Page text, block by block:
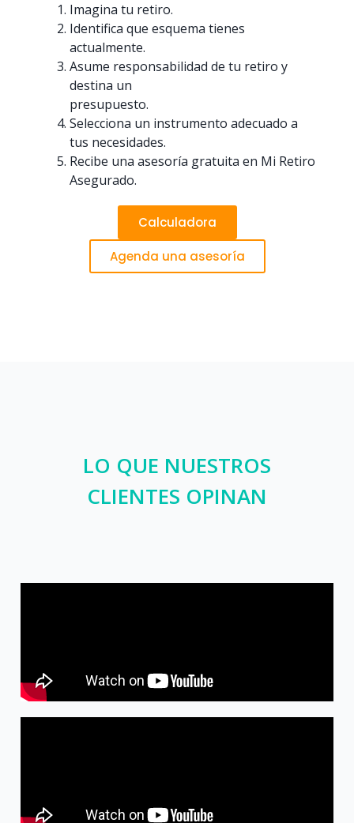
Imagina tu retiro.
Identifica que esquema tienes
actualmente.
Asume responsabilidad de tu retiro y
destina un
presupuesto.
Selecciona un instrumento adecuado a
tus necesidades.
Recibe una asesoría gratuita en Mi Retiro
Asegurado.
Calculadora
Agenda una asesoría
LO QUE NUESTROS
CLIENTES OPINAN